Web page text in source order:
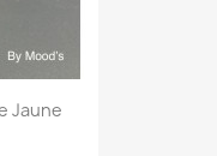
Jaune